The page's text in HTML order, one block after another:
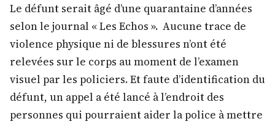
Le défunt serait âgé d’une quarantaine d’années
selon le journal « Les Echos ». Aucune trace de
violence physique ni de blessures n’ont été
relevées sur le corps au moment de l’examen
visuel par les policiers. Et faute d’identification du
défunt, un appel a été lancé à l’endroit des
personnes qui pourraient aider la police à mettre